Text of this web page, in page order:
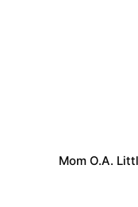
Mom O.a.